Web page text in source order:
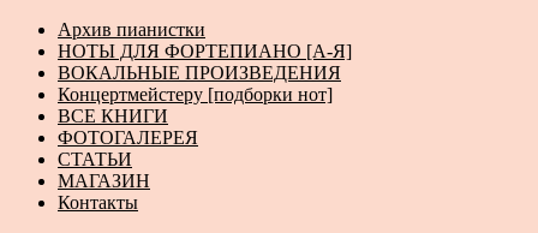
Архив пианистки
НОТЫ ДЛЯ ФОРТЕПИАНО [А-Я]
ВОКАЛЬНЫЕ ПРОИЗВЕДЕНИЯ
Концертмейстеру [подборки нот]
ВСЕ КНИГИ
ФОТОГАЛЕРЕЯ
СТАТЬИ
МАГАЗИН
Контакты